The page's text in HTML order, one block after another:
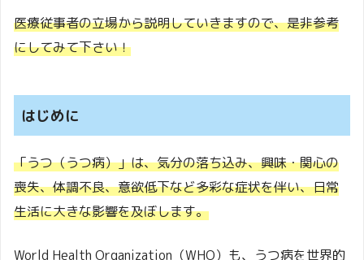
医療従事者の立場から説明していきますので、是非参考
にしてみて下さい！
はじめに
「うつ（うつ病）」は、気分の落ち込み、興味・関心の
喪失、体調不良、意欲低下など多彩な症状を伴い、日常
生活に大きな影響を及ぼします。
World Health Organization（WHO）も、うつ病を世界的